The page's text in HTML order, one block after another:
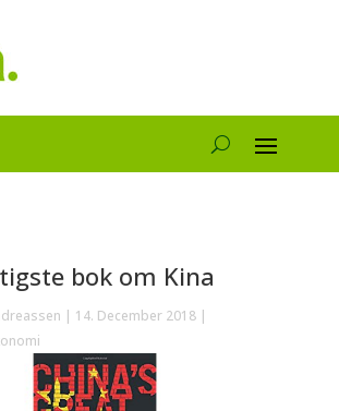
bok om Kina
| 14. December 2018|